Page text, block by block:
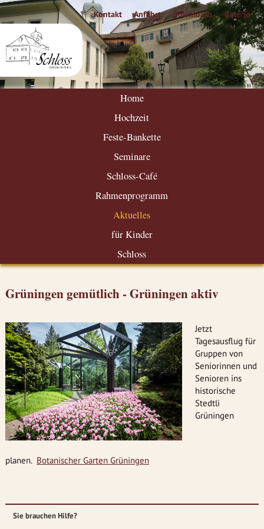
Kontakt Anfahrt Downloads Galerie
Home
Hochzeit
Feste-Bankette
Seminare
Schloss-Café
Rahmenprogramm
Aktuelles
für Kinder
Schloss
Grüningen gemütlich - Grüningen aktiv
Jetzt
Tagesausflug für
Gruppen von
Seniorinnen und
Senioren ins
historische
Stedtli
Grüningen
planen. Botanischer Garten Grüningen
Sie brauchen Hilfe?